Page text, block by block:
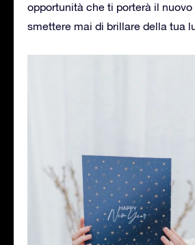
opportunità che ti porterà il nuovo
smettere mai di brillare della tua